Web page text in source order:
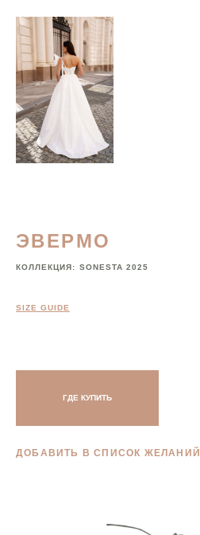
ЭВЕРМО
КОЛЛЕКЦИЯ: SONESTA 2025
SIZE GUIDE
ГДЕ КУПИТЬ
ДОБАВИТЬ В СПИСОК ЖЕЛАНИЙ